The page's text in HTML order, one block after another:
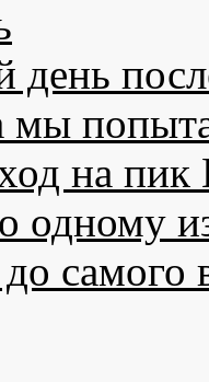
мы
на
одному
самого